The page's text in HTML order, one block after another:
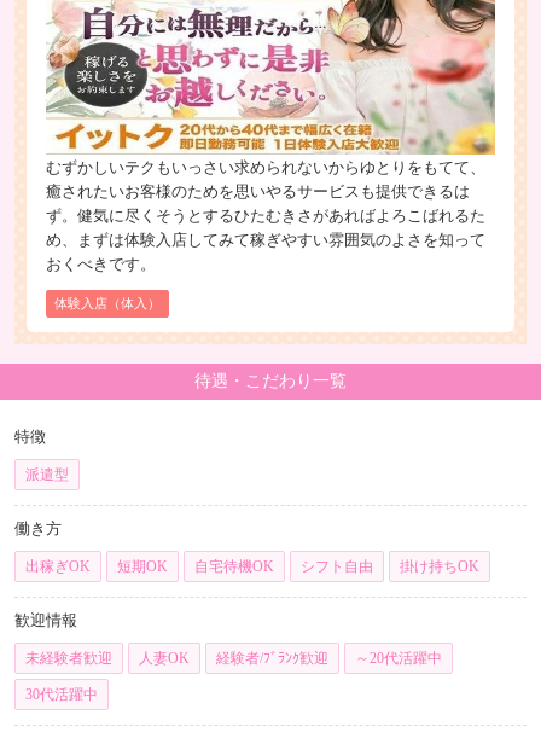
むずかしいテクもいっさい求められないからゆとりをもてて、
癒されたいお客様のためを思いやるサービスも提供できるは
ず。健気に尽くそうとするひたむきさがあればよろこばれるた
め、まずは体験入店してみて稼ぎやすい雰囲気のよさを知って
おくべきです。
体験入店（体入）
待遇・こだわり一覧
特徴
派遣型
働き方
出稼ぎOK 短期OK 自宅待機OK シフト自由 掛け持ちOK
歓迎情報
未経験者歓迎 人妻OK 経験者/ﾌﾞﾗﾝｸ歓迎 ～20代活躍中
30代活躍中